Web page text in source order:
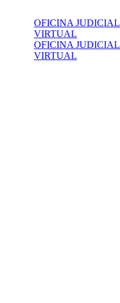
OFICINA JUDICIAL
VIRTUAL
OFICINA JUDICIAL
VIRTUAL